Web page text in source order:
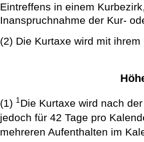
Eintreffens in einem
Inanspruchnahme der Kur-
(2) Die Kurtaxe wird mit
(1) 1Die Kurtaxe wird nach
jedoch für 42 Tage pro
mehreren Aufenthalten im